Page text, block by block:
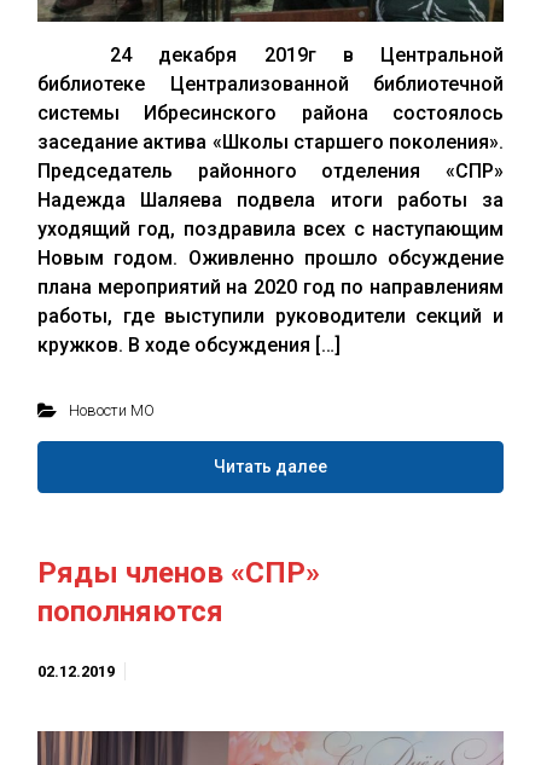
24 декабря 2019г в Центральной
библиотеке Централизованной библиотечной
системы Ибресинского района состоялось
заседание актива «Школы старшего поколения».
Председатель районного отделения «СПР»
Надежда Шаляева подвела итоги работы за
уходящий год, поздравила всех с наступающим
Новым годом. Оживленно прошло обсуждение
плана мероприятий на 2020 год по направлениям
работы, где выступили руководители секций и
кружков. В ходе обсуждения […]
Новости МО
Читать далее
Ряды членов «СПР»
пополняются
02.12.2019